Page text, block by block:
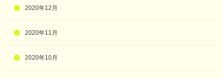
2020年12月
2020年11月
2020年10月